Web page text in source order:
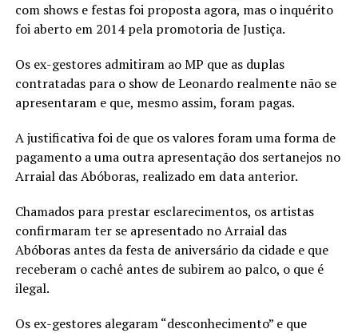
com shows e festas foi proposta agora, mas o inquérito
foi aberto em 2014 pela promotoria de Justiça.
Os ex-gestores admitiram ao MP que as duplas
contratadas para o show de Leonardo realmente não se
apresentaram e que, mesmo assim, foram pagas.
A justificativa foi de que os valores foram uma forma de
pagamento a uma outra apresentação dos sertanejos no
Arraial das Abóboras, realizado em data anterior.
Chamados para prestar esclarecimentos, os artistas
confirmaram ter se apresentado no Arraial das
Abóboras antes da festa de aniversário da cidade e que
receberam o cachê antes de subirem ao palco, o que é
ilegal.
Os ex-gestores alegaram “desconhecimento” e que